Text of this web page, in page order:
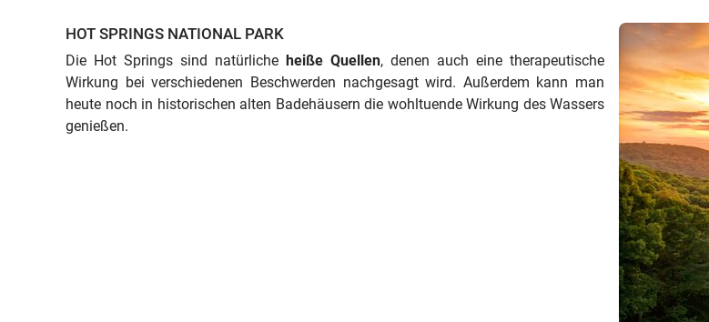
HOT SPRINGS NATIONAL PARK
Die Hot Springs sind natürliche heiße Quellen, denen auch eine therapeutische
Wirkung bei verschiedenen Beschwerden nachgesagt wird. Außerdem kann man
heute noch in historischen alten Badehäusern die wohltuende Wirkung des Wassers
genießen.